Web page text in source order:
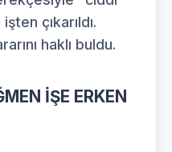
çıkarıldı.
haklı buldu.
İŞE ERKEN